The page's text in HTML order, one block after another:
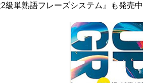
級単熟語フレーズシステム』も発売